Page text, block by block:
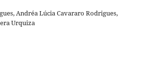
Andréa Lúcia Cavararo Rodrigues,
Urquiza